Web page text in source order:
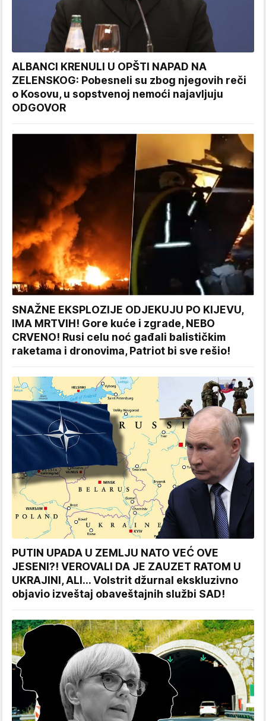
ALBANCI KRENULI U OPŠTI NAPAD NA
ZELENSKOG: Pobesneli su zbog njegovih reči
o Kosovu, u sopstvenoj nemoći najavljuju
ODGOVOR
SNAŽNE EKSPLOZIJE ODJEKUJU PO KIJEVU,
IMA MRTVIH! Gore kuće i zgrade, NEBO
CRVENO! Rusi celu noć gađali balističkim
raketama i dronovima, Patriot bi sve rešio!
PUTIN UPADA U ZEMLJU NATO VEĆ OVE
JESENI?! VEROVALI DA JE ZAUZET RATOM U
UKRAJINI, ALI... Volstrit džurnal ekskluzivno
objavio izveštaj obaveštajnih službi SAD!